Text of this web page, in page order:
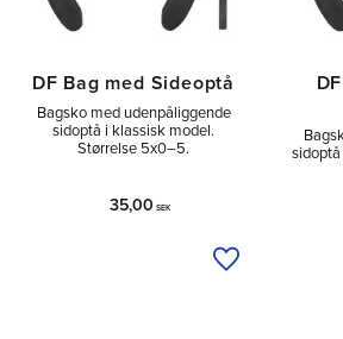
DF Bag med Sideoptå
Bagsko med udenpåliggende
sidoptå i klassisk model.
Størrelse 5x0–5.
35,00 SEK
Tilføj til